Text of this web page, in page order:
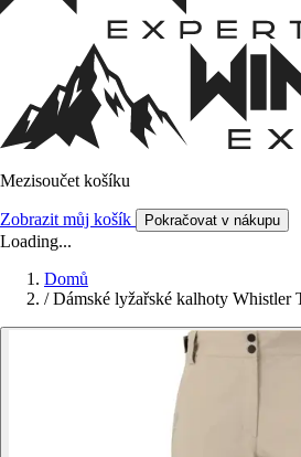
Mezisoučet košíku
Zobrazit můj košík Pokračovat v nákupu
Loading...
Domů
/ Dámské lyžařské kalhoty Whistler